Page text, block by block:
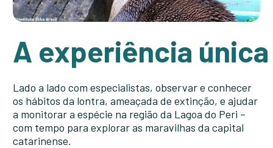
A experiência única
Lado a lado com especialistas, observar e conhecer
os hábitos da lontra, ameaçada de extinção, e ajudar
a monitorar a espécie na região da Lagoa do Peri –
com tempo para explorar as maravilhas da capital
catarinense.